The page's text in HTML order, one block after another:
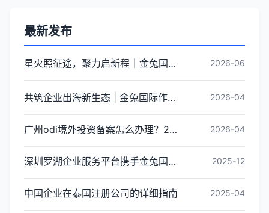
最新发布
星火照征途，聚力启新程｜金兔国际井冈山红色研学团建圆满收官 2026-06
共筑企业出海新生态 | 金兔国际作为代表单位亮相宝安区出海服务中心揭牌仪式 2026-04
广州odi境外投资备案怎么办理？2026年最新流程详解 2026-04
深圳罗湖企业服务平台携手金兔国际ODI备案专家,共建跨境出海全链条服务新生态 2025-12
中国企业在泰国注册公司的详细指南 2025-04